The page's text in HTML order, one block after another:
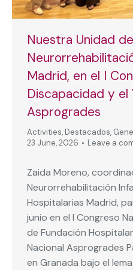
Nuestra Unidad de
Madrid, en el I
Discapacidad y el
Asprogrades
Activities, Destacados,
23 June, 2026
Leave a
Zaida Moreno,
Neurorrehabilitación
Hospitalarias Madrid,
junio en el I Congreso
de Fundación
Nacional Asprogrades
en Granada bajo el